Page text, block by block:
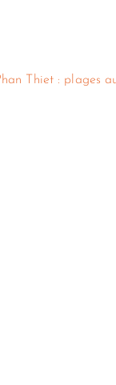
Thiet : plages